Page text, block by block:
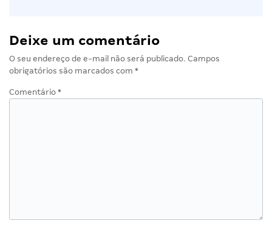
Deixe um comentário
O seu endereço de e-mail não será publicado. Campos
obrigatórios são marcados com *
Comentário *